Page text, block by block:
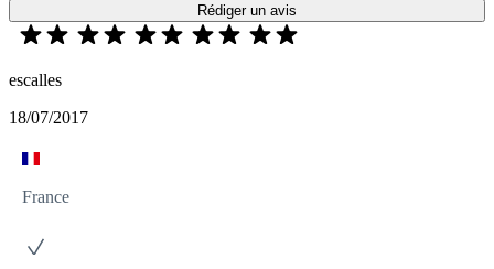
Rédiger un avis
escalles
18/07/2017
France